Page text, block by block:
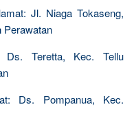
Jl. Niaga Tokaseng,
Perawatan
Ds. Teretta, Kec. Tellu
Ds. Pompanua, Kec.